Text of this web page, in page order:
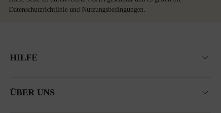
Datenschutzrichtlinie und Nutzungsbedingungen.
HILFE
ÜBER UNS